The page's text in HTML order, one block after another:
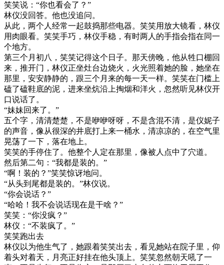
笑笑说：“你也看会了？”
林仪没回答。他也没追问。
从此，两个人经常一起鼓捣那些电器。笑笑用放大镜看，林仪
用肉眼看。笑笑手巧，林仪手稳，有时两人的手指会指在同一
个地方。
第三个月初八，笑笑记得这个日子。那天傍晚，他从牲口棚回
来，推开门，林仪正坐灶台边烧火，火光照着她的脸，她坐在
那里，安安静静的，跟三个月来的每一天一样。笑笑在门槛上
磕了磕鞋底的泥，进来坐炕沿上掏烟和洋火，忽然听见林仪开
口说话了。
“妹妹回来了。”
五个字，清清楚楚，不是咿咿呀呀，不是含混不清，是仪妮子
的声音，像从很深的井底打上来一桶水，清凉凉的，在空气里
晃荡了一下，落在地上。
笑笑的手停住了。他整个人定在那里，像被人点中了穴道。
然后第二句：“我都是装的。”
“啊！装的？”笑笑惊讶地问。
“从头到尾都是装的。”林仪说。
“你会说话？”
“哈哈！我不会说话现在是干啥？”
笑笑：“你没疯？”
林仪：“不装疯了。”
笑笑跑出去
林仪以为他生气了，她跟着笑笑出去，看见她站在院子里，仰
着头对着天，月亮正好挂在他头顶上。笑笑忽然朝天吼了一